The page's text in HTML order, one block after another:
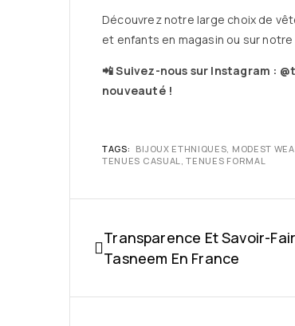
Découvrez notre large choix de
et enfants en magasin ou sur
📲 Suivez-nous sur Instagram :
nouveauté !
TAGS: BIJOUX ETHNIQUES MODEST
TENUES CASUAL
,TENUES FORMAL
Transparence Et Savoir-
Tasneem En France